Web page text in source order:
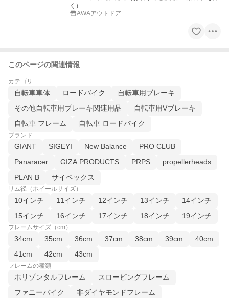
く）
AWAアウトドア
このページの関連情報
カテゴリ
自転車車体 ロードバイク
自転車用ブレーキ
その他自転車用ブレーキ関連用品
自転車用Vブレーキ
自転車 フレーム
自転車 ロードバイク
ブランド
GIANT SIGEYI New Balance
PRO CLUB
Panaracer
GIZA PRODUCTS PRPS
propellerheads
PLAN B
サイベックス
リム径（ホイールサイズ）
10インチ 11インチ 12インチ 13インチ
14インチ
15インチ
16インチ 17インチ 18インチ 19インチ
フレームサイズ（cm）
34cm 35cm 36cm 37cm 38cm 39cm
40cm
41cm
42cm 43cm
フレームの種類
ホリゾンタルフレーム
スローピングフレーム
ファニーバイク
非ダイヤモンドフレーム